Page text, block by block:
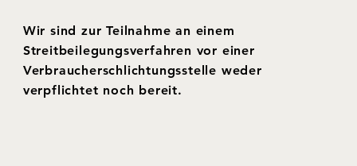
Wir sind zur Teilnahme an einem
Streitbeilegungsverfahren vor einer
Verbraucherschlichtungsstelle weder
verpflichtet noch bereit.